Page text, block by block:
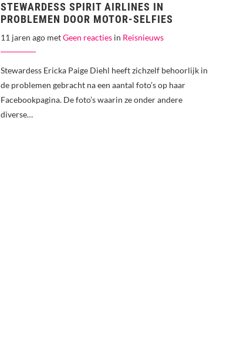
STEWARDESS SPIRIT AIRLINES IN
PROBLEMEN DOOR MOTOR-SELFIES
11 jaren ago metGeen reacties in Reisnieuws
Stewardess Ericka Paige Diehl heeft zichzelf behoorlijk in
de problemen gebracht na een aantal foto’s op haar
Facebookpagina. De foto’s waarin ze onder andere
diverse…